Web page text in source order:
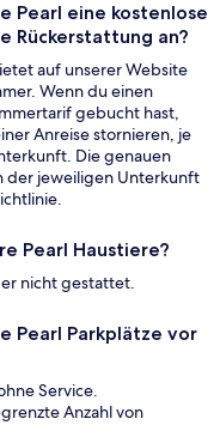
Pearl eine kostenlose
Rückerstattung an?
auf unserer Website
Wenn du einen
gebucht hast,
Anreise stornieren, je
Die genauen
der jeweiligen Unterkunft
Pearl Haustiere?
nicht gestattet.
Pearl Parkplätze vor
Service.
Anzahl von